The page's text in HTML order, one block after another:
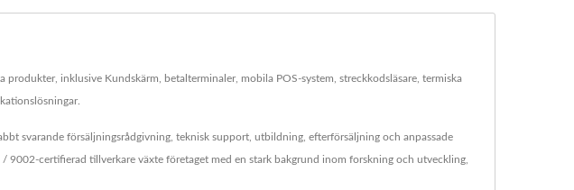
inklusive Kundskärm, betalterminaler, mobila POS-system, streckkodsläsare, termiska
svarande försäljningsrådgivning, teknisk support, utbildning, efterförsäljning och anpassade
9002-certifierad tillverkare växte företaget med en stark bakgrund inom forskning och utveckling,